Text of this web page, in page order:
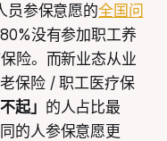
员参保意愿的全国问
没有参加职工养
险。而新业态从业
保险 / 职工医疗保
起」 的人占比最
的人参保意愿更